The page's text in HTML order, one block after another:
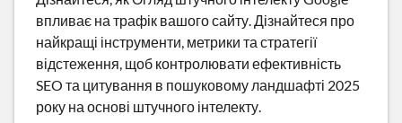
впливає на трафік вашого сайту. Дізнайтеся про
найкращі інструменти, метрики та стратегії
відстеження, щоб контролювати ефективність
SEO та цитування в пошуковому ландшафті 2025
року на основі штучного інтелекту.